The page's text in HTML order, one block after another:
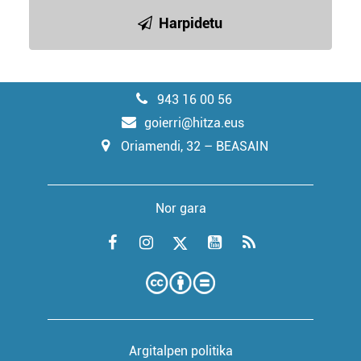
Harpidetu
943 16 00 56
goierri@hitza.eus
Oriamendi, 32 – BEASAIN
Nor gara
Argitalpen politika